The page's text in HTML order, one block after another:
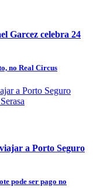
Garcez celebra 24
no Real Circus
a Porto Seguro
pode ser pago no